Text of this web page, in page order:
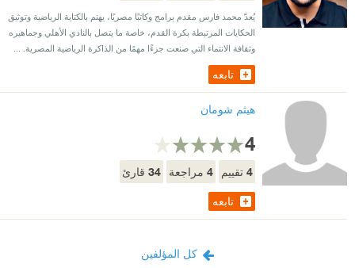
يُعدّ محمد فارس مقدم برامج وكاتبًا مصريًا، يهتم بالكتابة الرياضية وتوثيق
الحكايات المرتبطة بكرة القدم، خاصة ما يتصل بالنادي الأهلي وجماهيره
وثقافة الانتماء التي صنعت جزءًا مهمًا من الذاكرة الرياضية المصرية. ...
تابعه
هيثم شومان
4
4تقييم 4مراجعة 34قارئ
تابعه
كل المؤلفين